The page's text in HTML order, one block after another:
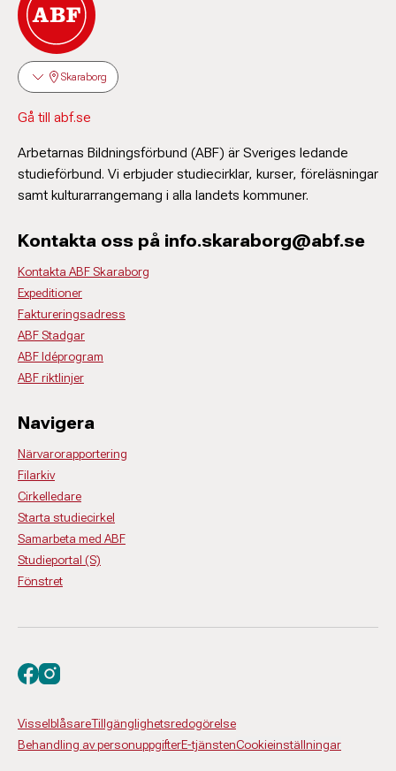
Skaraborg
Gå till abf.se
Arbetarnas Bildningsförbund (ABF) är Sveriges ledande
studieförbund. Vi erbjuder studiecirklar, kurser, föreläsningar
samt kulturarrangemang i alla landets kommuner.
Kontakta oss på info.skaraborg@abf.se
Kontakta ABF Skaraborg
Expeditioner
Faktureringsadress
ABF Stadgar
ABF Idéprogram
ABF riktlinjer
Navigera
Närvarorapportering
Filarkiv
Cirkelledare
Starta studiecirkel
Samarbeta med ABF
Studieportal (S)
Fönstret
VisselblåsareTillgänglighetsredogörelse
Behandling av personuppgifterE-tjänstenCookieinställningar
Besök oss på facebook
Besök oss på instagram